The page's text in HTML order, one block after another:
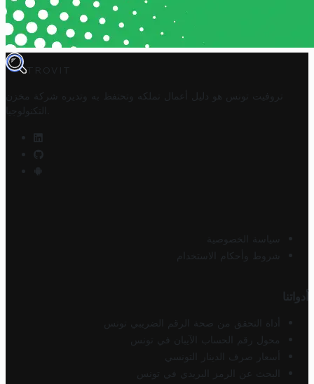
TROVIT
تروفيت تونس هو دليل أعمال تملكه وتحتفظ به وتديره
شركة مخزن
التكنولوجيا
سياسة الخصوصية
شروط وأحكام الاستخدام
أدواتنا
أداة التحقق من صحة الرقم الضريبي تونس
محول رقم الحساب الآيبان في تونس
أسعار صرف الدينار التونسي
البحث عن الرمز البريدي في تونس